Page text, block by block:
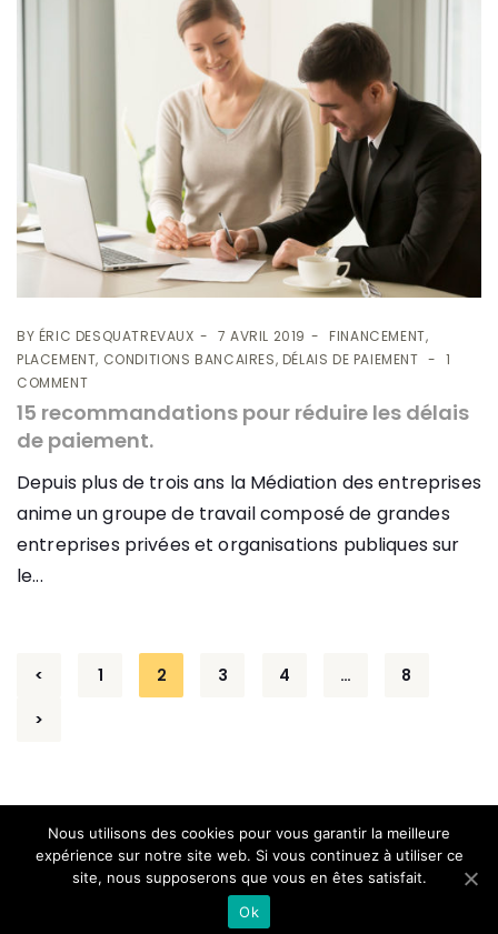
BY ÉRIC DESQUATREVAUX 7 AVRIL 2019
FINANCEMENT,
PLACEMENT, CONDITIONS BANCAIRES, DÉLAIS DE PAIEMENT
1
COMMENT
15 recommandations pour réduire les délais
de paiement.
Depuis plus de trois ans la Médiation des entreprises
anime un groupe de travail composé de grandes
entreprises privées et organisations publiques sur
le...
Navigation
des
< 1 2 3 4 …
8
>
© 2026 AVIZO
Nous utilisons des cookies pour vous garantir la meilleure
expérience sur notre site web. Si vous continuez à utiliser ce
site, nous supposerons que vous en êtes satisfait.
Ok